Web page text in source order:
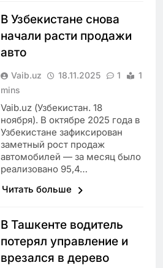
В Узбекистане снова
начали расти продажи
авто
Vaib.uz 18.11.2025 1
1
mins
Vaib.uz (Узбекистан. 18
ноября). В октябре 2025 года в
Узбекистане зафиксирован
заметный рост продаж
автомобилей — за месяц было
реализовано 95,4…
Читать больше
В Ташкенте водитель
потерял управление и
врезался в дерево